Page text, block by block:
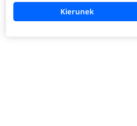
Kierunek